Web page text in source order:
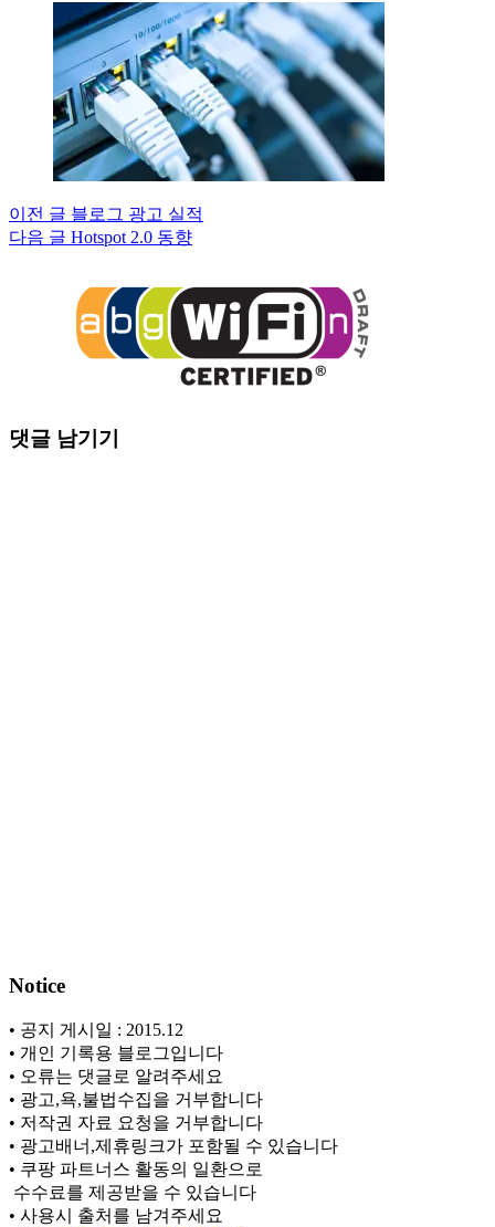
이전 글 블로그 광고 실적
다음 글 Hotspot 2.0 동향
댓글 남기기
Notice
• 공지 게시일 : 2015.12
• 개인 기록용 블로그입니다
• 오류는 댓글로 알려주세요
• 광고,욕,불법수집을 거부합니다
• 저작권 자료 요청을 거부합니다
• 광고배너,제휴링크가 포함될 수 있습니다
• 쿠팡 파트너스 활동의 일환으로
ㅤ 수수료를 제공받을 수 있습니다
• 사용시 출처를 남겨주세요